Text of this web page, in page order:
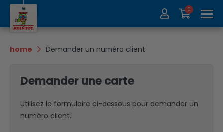
À propos de nous Collection
0
home Demander un numéro client
Demander une carte
Utilisez le formulaire ci-dessous pour demander un
numéro client.